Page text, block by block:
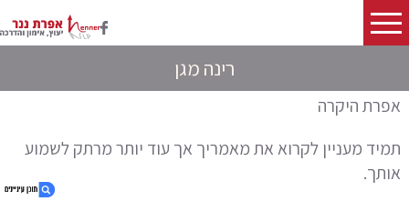
רינה מגן
אפרת היקרה
תמיד מעניין לקרוא את מאמריך אך עוד יותר מרתק לשמוע
אותך.